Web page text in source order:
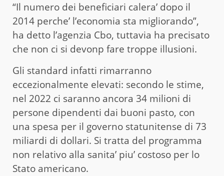
“Il numero dei beneficiari calera’ dopo il
2014 perche’ l’economia sta migliorando”,
ha detto l’agenzia Cbo, tuttavia ha precisato
che non ci si devonp fare troppe illusioni.
Gli standard infatti rimarranno
eccezionalmente elevati: secondo le stime,
nel 2022 ci saranno ancora 34 milioni di
persone dipendenti dai buoni pasto, con
una spesa per il governo statunitense di 73
miliardi di dollari. Si tratta del programma
non relativo alla sanita’ piu’ costoso per lo
Stato americano.